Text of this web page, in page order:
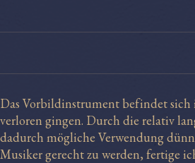
Das Vorbildinstrument befindet sich
verloren gingen. Durch die relativ
dadurch mögliche Verwendung
Musiker gerecht zu werden, fertige